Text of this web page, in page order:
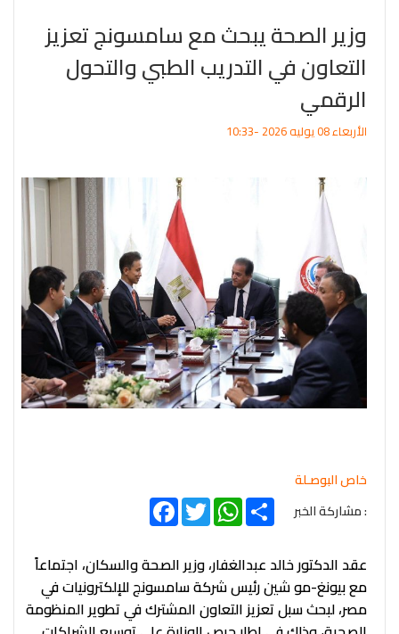
وزير الصحة يبحث مع سامسونج تعزيز
التعاون في التدريب الطبي والتحول
الرقمي
الأربعاء 08 يوليه 2026 -10:33
خاص البوصـلة
: مشاركة الخبر
FacebookTwitter
WhatsAppShare
عقد الدكتور خالد عبدالغفار، وزير الصحة والسكان، اجتماعاً
مع بيونغ-مو شين رئيس شركة سامسونج للإلكترونيات في
مصر، لبحث سبل تعزيز التعاون المشترك في تطوير المنظومة